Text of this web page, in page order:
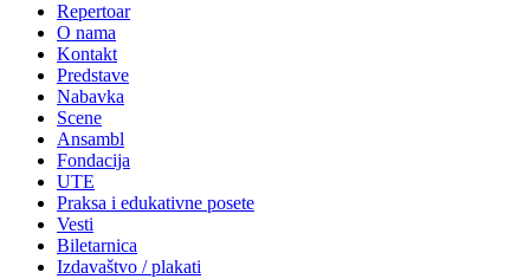
Repertoar
O nama
Kontakt
Predstave
Nabavka
Scene
Ansambl
Fondacija
UTE
Praksa i edukativne posete
Vesti
Biletarnica
Izdavaštvo / plakati